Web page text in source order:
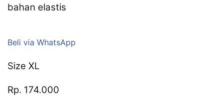
bahan elastis
Beli via WhatsApp
Size XL
Rp. 174.000